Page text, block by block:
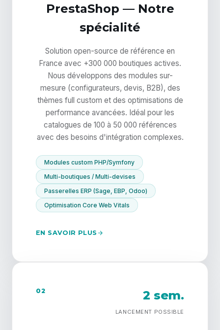
PrestaShop — Notre
spécialité
Solution open-source de référence en
France avec +300 000 boutiques actives.
Nous développons des modules sur-
mesure (configurateurs, devis, B2B), des
thèmes full custom et des optimisations de
performance avancées. Idéal pour les
catalogues de 100 à 50 000 références
avec des besoins d'intégration complexes.
Modules custom PHP/Symfony
Multi-boutiques / Multi-devises
Passerelles ERP (Sage, EBP, Odoo)
Optimisation Core Web Vitals
EN SAVOIR PLUS
02 2 sem.
LANCEMENT POSSIBLE